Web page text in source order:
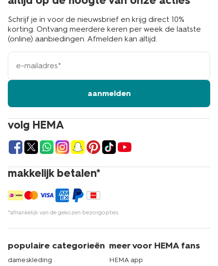
volg HEMA
makkelijk betalen*
*afhankelijk van de gekozen bezorgopties
Schrijf je in voor de nieuwsbrief en krijg direct 10%
korting. Ontvang meerdere keren per week de laatste
(online) aanbiedingen. Afmelden kan altijd.
e-
mailadres
aanmelden
populaire categorieën
dameskleding
meer voor HEMA fans
HEMA app